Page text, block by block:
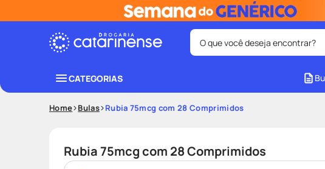
O que você deseja encontrar?
3º protetor solar facial
7º ozivy
CATEGORIAS
Home Bulas Rubia 75mcg com 28 Comprimidos
Rubia 75mcg com 28 Comprimidos